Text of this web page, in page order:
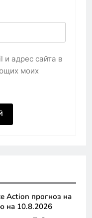
и адрес сайта в
моих
Action прогноз на
на 10.8.2026